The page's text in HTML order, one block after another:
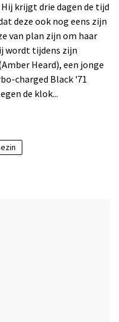
krijgt drie dagen de tijd
deze ook nog eens zijn
van plan zijn om haar
wordt tijdens zijn
Heard), een jonge
charged Black '71
de klok...